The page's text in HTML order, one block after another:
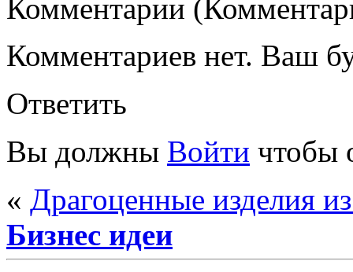
Комментарии
Комментариев нет. Ваш
Ответить
Вы должны Войти чтобы
« Драгоценные изделия
Бизнес идеи